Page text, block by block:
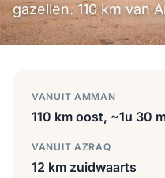
gazellen. 110 km van
VANUIT AMMAN
110 km oost, ~1u 30
VANUIT AZRAQ
12 km zuidwaarts